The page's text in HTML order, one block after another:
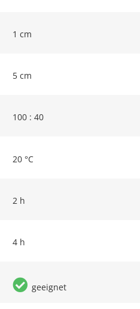
1 cm
5 cm
100 : 40
20 °C
2 h
4 h
geeignet